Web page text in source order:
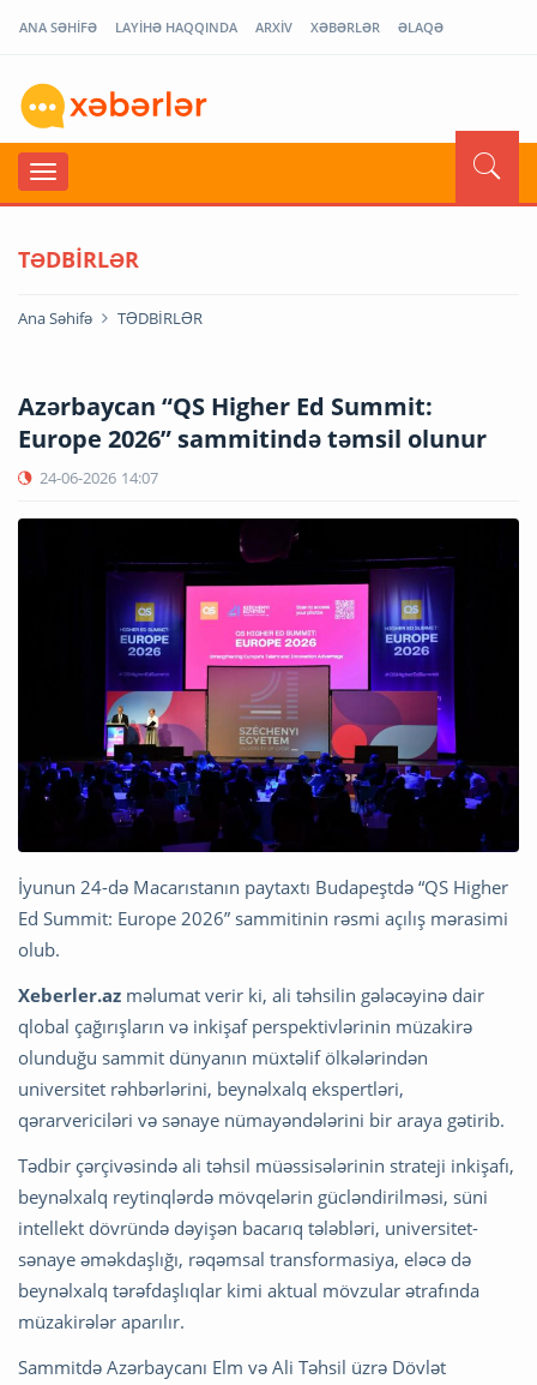
ANA SƏHİFƏ LAYİHƏ HAQQINDA ARXİV XƏBƏRLƏR ƏLAQƏ
TƏDBİRLƏR
Ana Səhifə TƏDBİRLƏR
Azərbaycan “QS Higher Ed Summit:
Europe 2026” sammitində təmsil olunur
24-06-2026 14:07
İyunun 24-də Macarıstanın paytaxtı Budapeştdə “QS Higher
Ed Summit: Europe 2026” sammitinin rəsmi açılış mərasimi
olub.
Xeberler.az məlumat verir ki, ali təhsilin gələcəyinə dair
qlobal çağırışların və inkişaf perspektivlərinin müzakirə
olunduğu sammit dünyanın müxtəlif ölkələrindən
universitet rəhbərlərini, beynəlxalq ekspertləri,
qərarvericiləri və sənaye nümayəndələrini bir araya gətirib.
Tədbir çərçivəsində ali təhsil müəssisələrinin strateji inkişafı,
beynəlxalq reytinqlərdə mövqelərin gücləndirilməsi, süni
intellekt dövründə dəyişən bacarıq tələbləri, universitet-
sənaye əməkdaşlığı, rəqəmsal transformasiya, eləcə də
beynəlxalq tərəfdaşlıqlar kimi aktual mövzular ətrafında
müzakirələr aparılır.
Sammitdə Azərbaycanı Elm və Ali Təhsil üzrə Dövlət